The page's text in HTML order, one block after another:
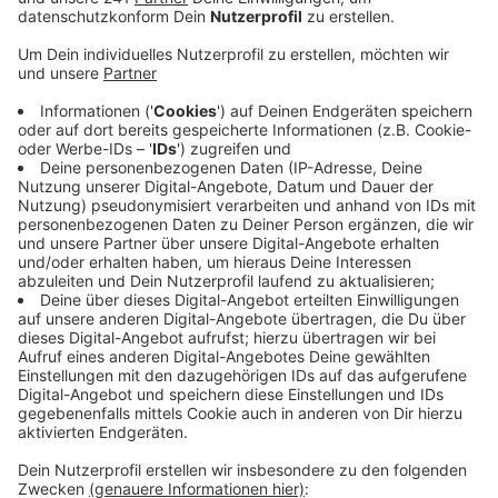
Menschen leicht durch Reizgas verletzt worden.
Veröffentlicht:Dienstag, 13.02.2024 07:07
Anzeige
Wie ein Polizeisprecher Dienstagfrüh sagte, fand die
Karnevalsveranstaltung mit etwa 400 Menschen in
einer Sporthalle statt. Ersten Erkenntnissen nach habe
es aber keinen Streit oder ähnliches unter den
Besuchern gegeben, der zu einem Angriff mit dem
Spray geführt hätte. Die Hintergründe des Vorfalls
sind noch nicht bekannt. Die Betroffenen im Alter
zwischen 16 und 24 Jahren erlitten leichte Reizungen
der Augen und Atemwege, mussten aber nicht ins
Krankenhaus gebracht werden. Der Rettungsdienst